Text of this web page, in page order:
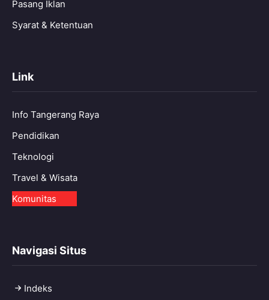
Pasang Iklan
Syarat & Ketentuan
Link
Info Tangerang Raya
Pendidikan
Teknologi
Travel & Wisata
Komunitas
Navigasi Situs
Indeks